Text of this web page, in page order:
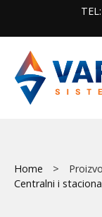
content
TEL:
Main
Home
Centralni i